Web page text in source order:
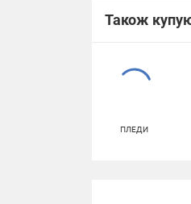
Також
ПЛЕДИ